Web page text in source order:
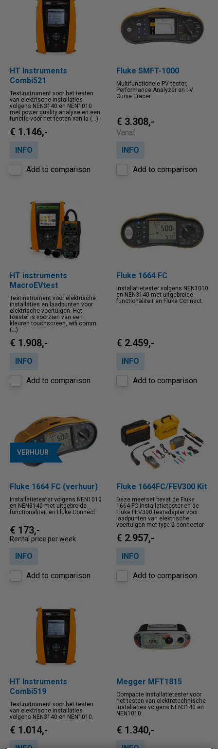
HT Instruments
Combi521
Testinstrument voor het testen
van elektrische installaties
volgens NEN3140 en NEN1010
met power quality analyse en een
functie voor het testen van la (...)
€ 1.146,-
INFO
Add to comparison
Fluke SMFT-1000
Multifunctionele PV-tester,
Performance Analyzer en I-V
Curve Tracer.
€ 3.308,-
Vanaf
INFO
Add to comparison
HT instruments
MacroEVtest
Testinstrument voor elektrische
installaties en laadpunten voor
elektrische voertuigen. Het
toestel is voorzien van een
kleuren touchscreen, wifi comm
(...)
€ 1.908,-
INFO
Add to comparison
Fluke 1664 FC
Installatietester volgens NEN1010
en NEN3140 met uitgebreide
functionaliteit en Fluke Connect.
€ 2.459,-
INFO
Add to comparison
VERHUUR
Fluke 1664 FC (verhuur)
Installatietester volgens NEN1010
en NEN3140 met uitgebreide
functionaliteit en Fluke Connect.
€ 173,-
Rental price per week
INFO
Add to comparison
Fluke 1664FC/FEV300 Kit
Deze meetset bevat de Fluke
1664 FC installatietester en de
Fluke FEV300 testadapter voor
laadpunten van elektrische
voertuigen met type 2 connector.
€ 2.957,-
INFO
Add to comparison
HT Instruments
Combi519
Testinstrument voor het testen
van elektrische installaties
volgens NEN3140 en NEN1010.
€ 1.014,-
Megger MFT1815
Compacte installatietester voor
het testen van elektrotechnische
installaties volgens NEN3140 en
NEN1010.
€ 1.340,-